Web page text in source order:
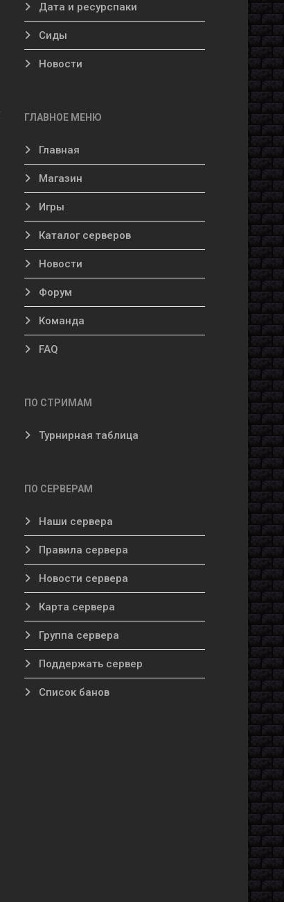
Дата и ресурспаки
Сиды
Новости
ГЛАВНОЕ МЕНЮ
Главная
Магазин
Игры
Каталог серверов
Новости
Форум
Команда
FAQ
ПО СТРИМАМ
Турнирная таблица
ПО СЕРВЕРАМ
Наши сервера
Правила сервера
Новости сервера
Карта сервера
Группа сервера
Поддержать сервер
Список банов